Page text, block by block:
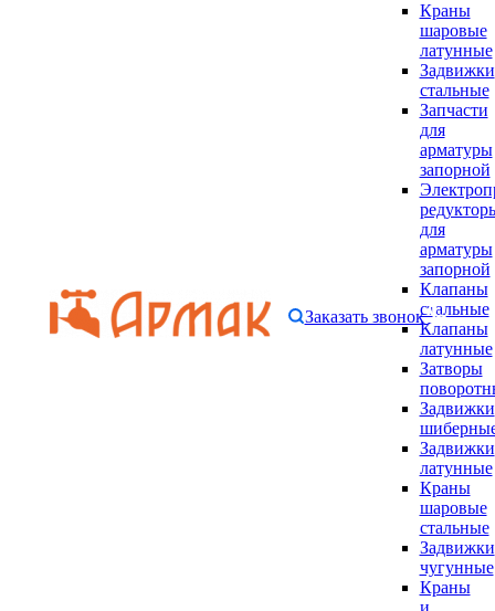
Краны
шаровые
латунные
Задвижки
стальные
Запчасти
для
арматуры
запорной
для
арматуры
запорной
Клапаны
стальные
Клапаны
латунные
Затворы
Задвижки
Задвижки
латунные
Краны
шаровые
стальные
Задвижки
чугунные
Краны
и
Заказать звонок